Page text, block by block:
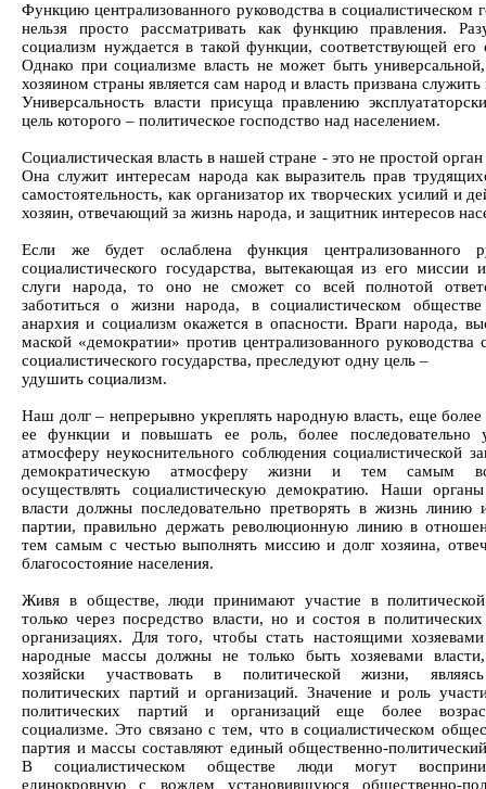
Функцию централизованного руководства в социалистическом
нельзя просто рассматривать как функцию правления.
социализм нуждается в такой функции, соответствующей его
Однако при социализме власть не может быть
хозяином страны является сам народ и власть призвана служить
Универсальность власти присуща правлению
цель которого – политическое господство над населением.
Социалистическая власть в нашей стране - это не простой
Она служит интересам народа как выразитель прав
самостоятельность, как организатор их творческих усилий и
хозяин, отвечающий за жизнь народа, и защитник интересов
Если же будет ослаблена функция централизованного
социалистического государства, вытекающая из его миссии
слуги народа, то оно не сможет со всей полнотой
заботиться о жизни народа, в социалистическом обществе
анархия и социализм окажется в опасности. Враги народа,
маской «демократии» против централизованного руководства
социалистического государства, преследуют одну цель –
удушить социализм.
Наш долг – непрерывно укреплять народную власть, еще
ее функции и повышать ее роль, более последовательно
атмосферу неукоснительного соблюдения социалистической
демократическую атмосферу жизни и тем самым
осуществлять социалистическую демократию. Наши
власти должны последовательно претворять в жизнь линию
партии, правильно держать революционную линию в
тем самым с честью выполнять миссию и долг хозяина,
благосостояние населения.
Живя в обществе, люди принимают участие в
только через посредство власти, но и состоя в
организациях. Для того, чтобы стать настоящими
народные массы должны не только быть хозяевами
хозяйски участвовать в политической жизни,
политических партий и организаций. Значение и роль
политических партий и организаций еще более
социализме. Это связано с тем, что в социалистическом
партия и массы составляют единый общественно-
В социалистическом обществе люди могут
единокровную с вождем установившуюся общественно-